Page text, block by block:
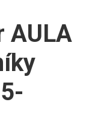
AULA